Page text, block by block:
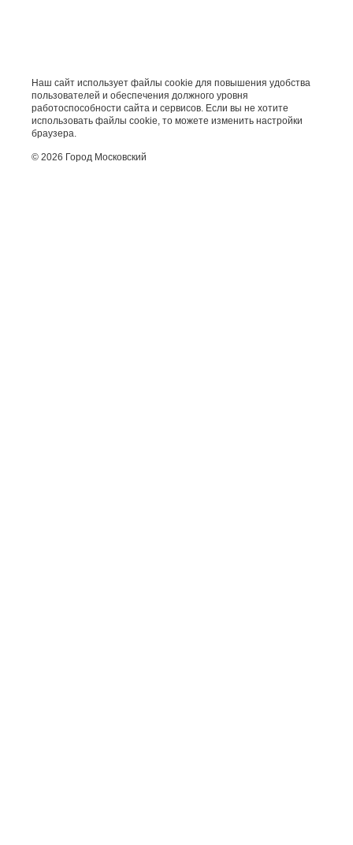
Наш сайт использует файлы cookie для повышения удобства
пользователей и обеспечения должного уровня
работоспособности сайта и сервисов. Если вы не хотите
использовать файлы cookie, то можете изменить настройки
браузера.
© 2026 Город Московский